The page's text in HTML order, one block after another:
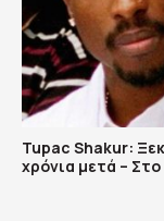
Tupac Shakur:
χρόνια μετά –